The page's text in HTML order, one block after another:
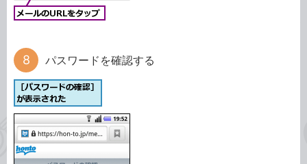
パスワードを確認する